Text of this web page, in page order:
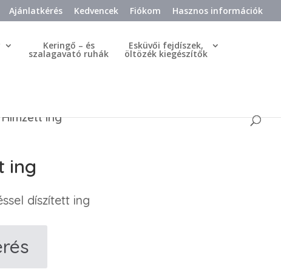
Ajánlatkérés Kedvencek Fiókom Hasznos információk
Keringő – és
szalagavató ruhák
Esküvői fejdíszek,
öltözék kiegészítők
ing
ing
díszített ing